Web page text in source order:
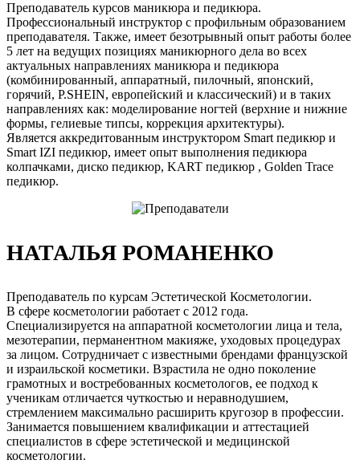
Преподаватель курсов маникюра и педикюра.
Профессиональный инструктор с профильным образованием
преподавателя. Также, имеет безотрывный опыт работы более
5 лет на ведущих позициях маникюрного дела во всех
актуальных направлениях маникюра и педикюра
(комбинированный, аппаратный, пилочный, японский,
горячий, P.SHEIN, европейский и классический) и в таких
направлениях как: моделирование ногтей (верхние и нижние
формы, гелиевые типсы, коррекция архитектуры).
Является аккредитованным инструктором Smart педикюр и
Smart IZI педикюр, имеет опыт выполнения педикюра
колпачками, диско педикюр, KART педикюр , Golden Trace
педикюр.
НАТАЛЬЯ РОМАНЕНКО
Преподаватель по курсам Эстетической Косметологии.
В сфере косметологии работает с 2012 года.
Специализируется на аппаратной косметологии лица и тела,
мезотерапии, перманентном макияже, уходовых процедурах
за лицом. Сотрудничает с известными брендами французской
и израильской косметики. Взрастила не одно поколение
грамотных и востребованных косметологов, ее подход к
ученикам отличается чуткостью и неравнодушием,
стремлением максимально расширить кругозор в профессии.
Занимается повышением квалификации и аттестацией
специалистов в сфере эстетической и медицинской
косметологии.